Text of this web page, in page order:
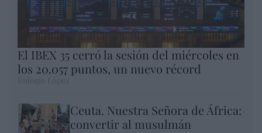
El IBEX 35 cerró la sesión del miércoles en
los 20.057 puntos, un nuevo récord
Ceuta. Nuestra Señora de África:
convertir al musulmán